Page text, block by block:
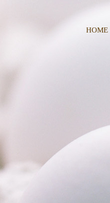
HOME